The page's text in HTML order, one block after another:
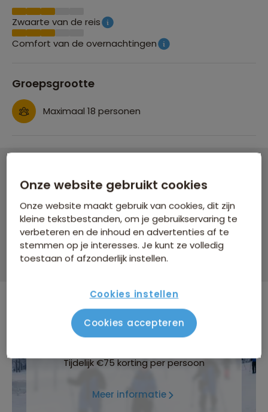
Zwaarte van de reis
Comfort van de overnachtingen
Groepsgrootte
Maximaal 18 personen
Groepsrondreis Oeganda
21 dagen vanaf 4.619 p.p.
Bijkomende kosten €26,25 p.p. op basis van 2 personen
Data & prijzen
WINTERVOORDEEL
Tijdelijk €75 korting per persoon
Meer informatie
Onze website gebruikt cookies
Onze website maakt gebruik van cookies, dit zijn
kleine tekstbestanden, om je gebruikservaring te
verbeteren en de inhoud en advertenties af te
stemmen op je interesses. Je kunt ze volledig
toestaan of afzonderlijk instellen.
Cookies instellen
Cookies accepteren